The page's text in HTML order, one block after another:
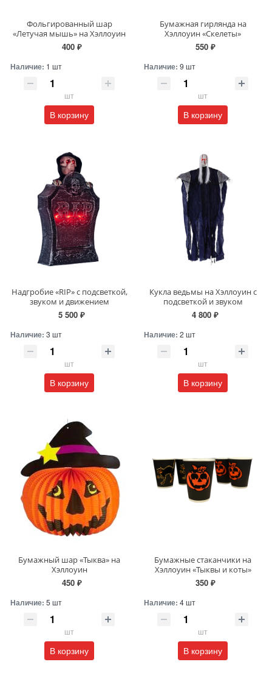
Фольгированный шар
«Летучая мышь» на Хэллоуин
400 ₽
Наличие: 1 шт
шт
В корзину
Бумажная гирлянда на
Хэллоуин «Скелеты»
550 ₽
Наличие: 9 шт
шт
В корзину
Надгробие «RIP» с подсветкой,
звуком и движением
5 500 ₽
Наличие: 3 шт
шт
В корзину
Кукла ведьмы на Хэллоуин с
подсветкой и звуком
4 800 ₽
Наличие: 2 шт
шт
В корзину
Бумажный шар «Тыква» на
Хэллоуин
450 ₽
Наличие: 5 шт
шт
В корзину
Бумажные стаканчики на
Хэллоуин «Тыквы и коты»
350 ₽
Наличие: 4 шт
шт
В корзину